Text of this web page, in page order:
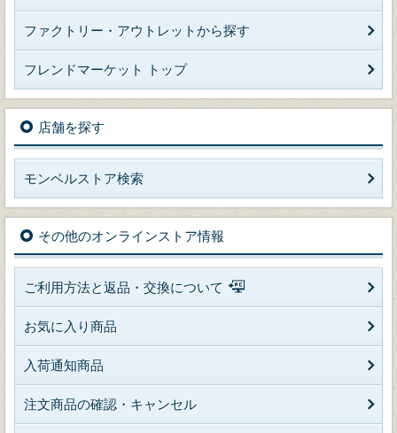
ファクトリー・アウトレットから探す
フレンドマーケット トップ
店舗を探す
モンベルストア検索
その他のオンラインストア情報
ご利用方法と返品・交換について
お気に入り商品
入荷通知商品
注文商品の確認・キャンセル